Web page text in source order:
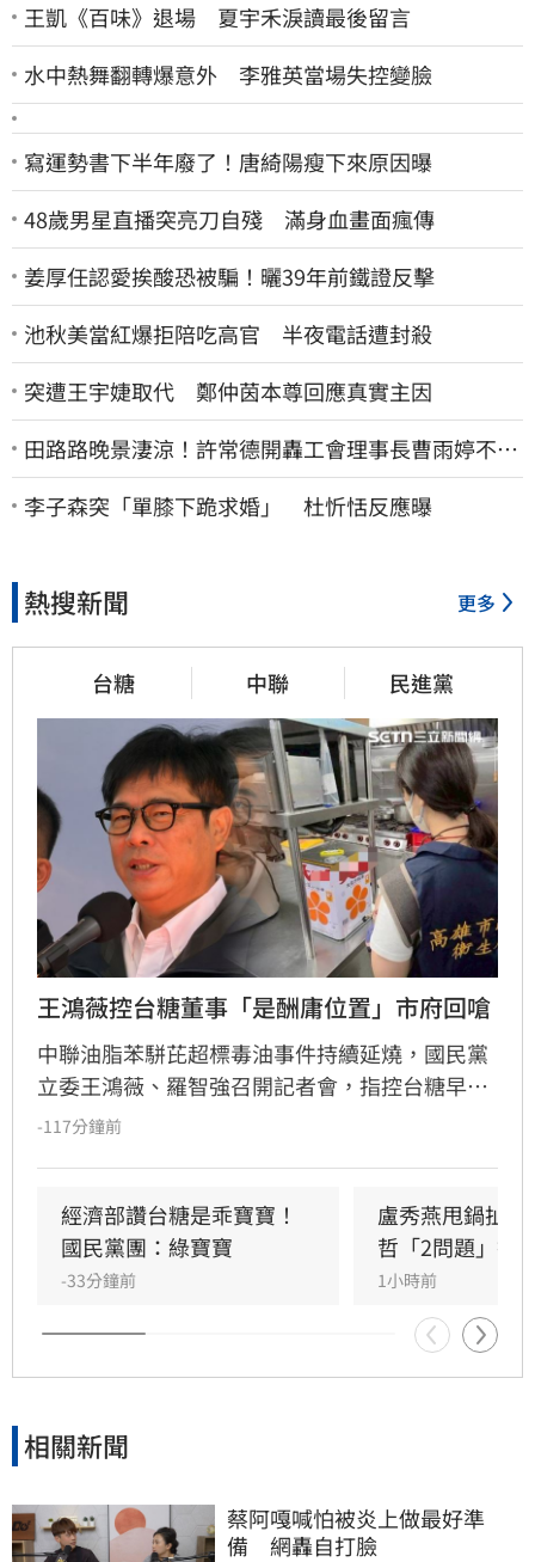
王凱《百味》退場 夏宇禾淚讀最後留言
水中熱舞翻轉爆意外 李雅英當場失控變臉
寫運勢書下半年廢了！唐綺陽瘦下來原因曝
48歲男星直播突亮刀自殘 滿身血畫面瘋傳
姜厚任認愛挨酸恐被騙！曬39年前鐵證反擊
池秋美當紅爆拒陪吃高官 半夜電話遭封殺
突遭王宇婕取代 鄭仲茵本尊回應真實主因
田路路晚景淒涼！許常德開轟工會理事長曹雨婷不忍
了：別只包紅包慰問
李子森突「單膝下跪求婚」 杜忻恬反應曝
熱搜新聞 更多
台糖 中聯 民進黨
王鴻薇控台糖董事「是酬庸位置」市府回嗆
中聯油脂苯駢芘超標毒油事件持續延燒，國民黨
立委王鴻薇、羅智強召開記者會，指控台糖早在
五月即知情卻隱匿不報，並質疑台糖董事會淪為
回，強調陳其邁市長未曾推薦台糖人事，呼籲勿
惡意抹黑。同時，高市府反擊指出王鴻薇曾收受
遭重罰的南僑油脂政治獻金，質疑其發言動機。
雙方陣營針對台糖人事布局與食安通報責任展開
激烈政治攻防，事件背後的政治角力與食安疑雲
恐將持續擴大，民眾對於食安把關的信任度亦備
-117分鐘前
經濟部讚台糖是乖寶寶！
國民黨團：綠寶寶
-33分鐘前
盧秀燕甩鍋扯
哲「2問題」打
1小時前
相關新聞
蔡阿嘎喊怕被炎上做最好準
備　網轟自打臉